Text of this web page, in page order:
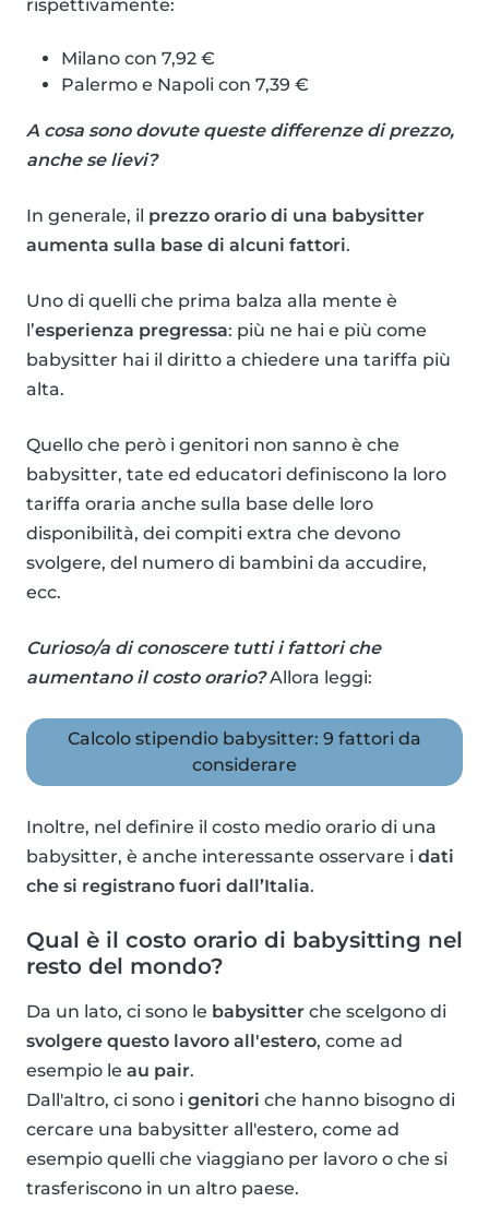
rispettivamente:
Milano con 7,92 €
Palermo e Napoli con 7,39 €
A cosa sono dovute queste differenze di prezzo,
anche se lievi?
In generale, il prezzo orario di una babysitter
aumenta sulla base di alcuni fattori.
Uno di quelli che prima balza alla mente è
l’esperienza pregressa: più ne hai e più come
babysitter hai il diritto a chiedere una tariffa più
alta.
Quello che però i genitori non sanno è che
babysitter, tate ed educatori definiscono la loro
tariffa oraria anche sulla base delle loro
disponibilità, dei compiti extra che devono
svolgere, del numero di bambini da accudire,
ecc.
Curioso/a di conoscere tutti i fattori che
aumentano il costo orario?Allora leggi:
Calcolo stipendio babysitter: 9 fattori da
considerare
Inoltre, nel definire il costo medio orario di una
babysitter, è anche interessante osservare i dati
che si registrano fuori dall’Italia.
Qual è il costo orario di babysitting nel
resto del mondo?
Da un lato, ci sono le babysitter che scelgono di
svolgere questo lavoro all'estero, come ad
esempio le au pair.
Dall'altro, ci sono i genitori che hanno bisogno di
cercare una babysitter all'estero, come ad
esempio quelli che viaggiano per lavoro o che si
trasferiscono in un altro paese.